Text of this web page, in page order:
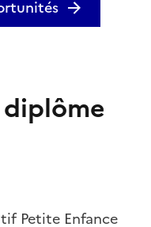
Petite Enfance